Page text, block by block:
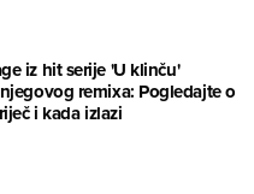
iz hit serije 'U klinču'
remixa: Pogledajte o
i kada izlazi